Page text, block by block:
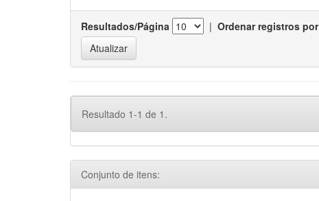
Resultados/Página | Ordenar registros por
Resultado 1-1 de 1.
Conjunto de itens: